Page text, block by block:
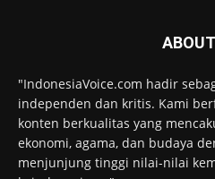
"IndonesiaVoice.com hadir
independen dan kritis. Kami
konten berkualitas yang
ekonomi, agama, dan budaya
menjunjung tinggi nilai-nilai